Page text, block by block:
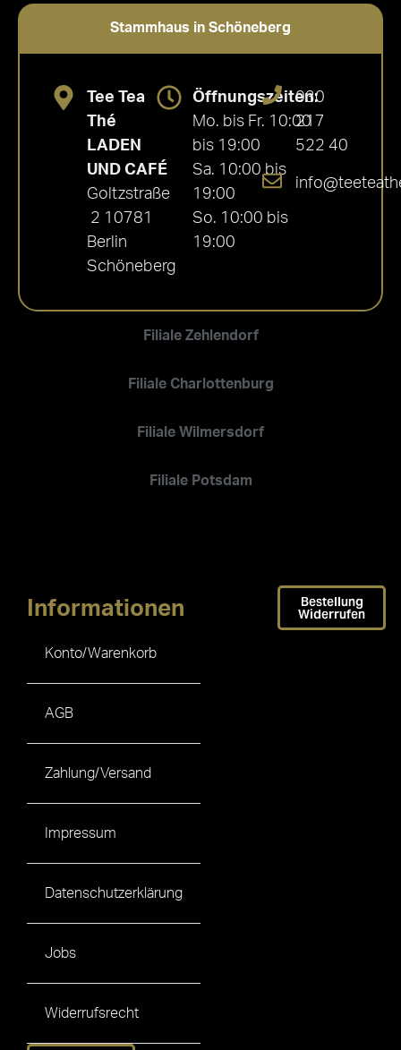
Stammhaus in Schöneberg
Filiale Zehlendorf
Filiale Charlottenburg
Filiale Wilmersdorf
Filiale Potsdam
Tee Tea
Thé
LADEN
UND CAFÉ
Goltzstraße
2 10781
Berlin
Schöneberg
Öffnungszeiten:
Mo. bis Fr. 10:00
bis 19:00
Sa. 10:00 bis
19:00
So. 10:00 bis
19:00
030
217
522 40
Informationen
Konto/Warenkorb
AGB
Zahlung/Versand
Impressum
Datenschutzerklärung
Jobs
Widerrufsrecht
Bestellung
Widerrufen